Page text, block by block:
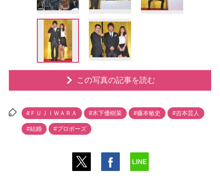
この写真の記事を読む
#ＦＵＪＩＷＡＲＡ #木下優樹菜 #藤本敏史 #吉本芸人
#結婚 #プロポーズ